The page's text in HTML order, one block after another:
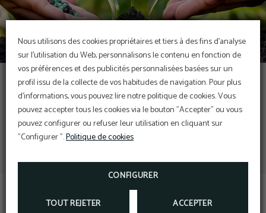
Nous utilisons des cookies propriétaires et tiers à des fins d'analyse
sur l'utilisation du Web, personnalisons le contenu en fonction de
vos préférences et des publicités personnalisées basées sur un
profil issu de la collecte de vos habitudes de navigation. Pour plus
d'informations, vous pouvez lire notre politique de cookies. Vous
pouvez accepter tous les cookies via le bouton "Accepter" ou vous
pouvez configurer ou refuser leur utilisation en cliquant sur
"Configurer ".Politique de cookies
CONFIGURER
TOUT REJETER ACCEPTER